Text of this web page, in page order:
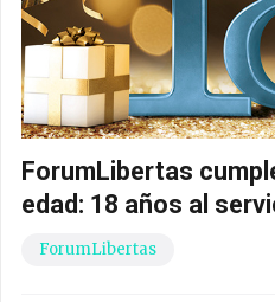
ForumLibertas
edad: 18 años al
ForumLibertas